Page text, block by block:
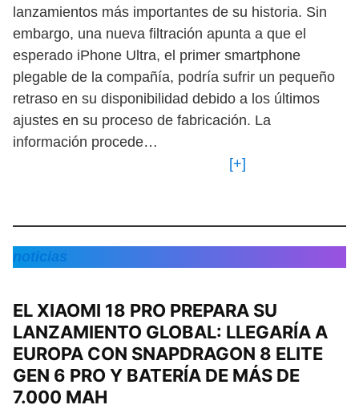
lanzamientos más importantes de su historia. Sin
embargo, una nueva filtración apunta a que el
esperado iPhone Ultra, el primer smartphone
plegable de la compañía, podría sufrir un pequeño
retraso en su disponibilidad debido a los últimos
ajustes en su proceso de fabricación. La
información procede…
[+]
noticias
EL XIAOMI 18 PRO PREPARA SU
LANZAMIENTO GLOBAL: LLEGARÍA A
EUROPA CON SNAPDRAGON 8 ELITE
GEN 6 PRO Y BATERÍA DE MÁS DE
7.000 MAH